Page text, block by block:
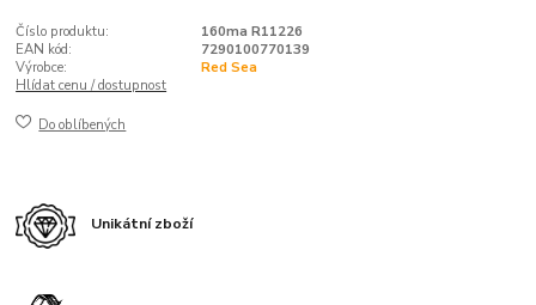
Číslo produktu:
160ma R11226
EAN kód:
7290100770139
Výrobce:
Red Sea
Hlídat cenu / dostupnost
Do oblíbených
Unikátní zboží